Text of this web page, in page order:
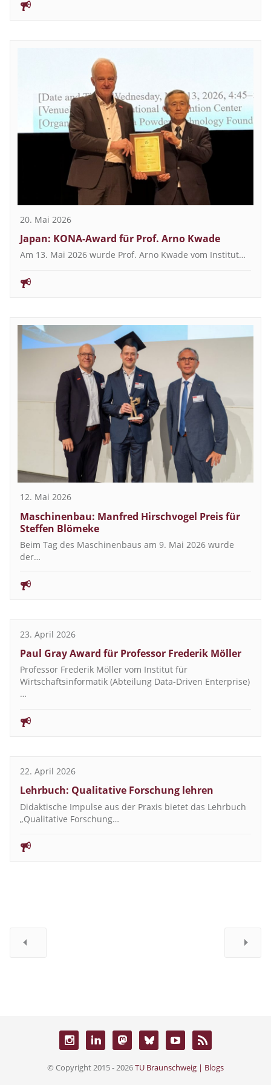
20. Mai 2026
Japan: KONA-Award für Prof. Arno Kwade
Am 13. Mai 2026 wurde Prof. Arno Kwade vom Institut…
12. Mai 2026
Maschinenbau: Manfred Hirschvogel Preis für
Steffen Blömeke
Beim Tag des Maschinenbaus am 9. Mai 2026 wurde
der…
23. April 2026
Paul Gray Award für Professor Frederik Möller
Professor Frederik Möller vom Institut für
Wirtschaftsinformatik (Abteilung Data-Driven Enterprise)
…
22. April 2026
Lehrbuch: Qualitative Forschung lehren
Didaktische Impulse aus der Praxis bietet das Lehrbuch
„Qualitative Forschung…
© Copyright 2015 - 2026TU Braunschweig | Blogs